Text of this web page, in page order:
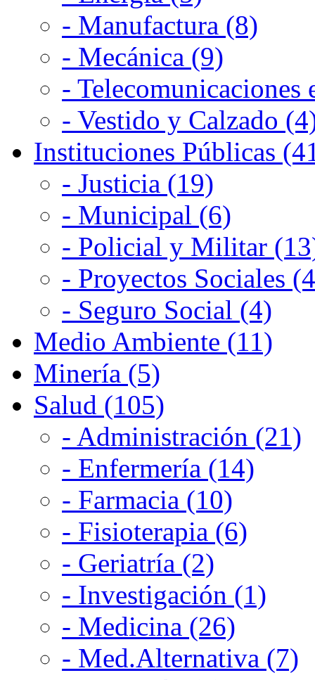
- Manufactura (8)
- Mecánica (9)
-
- Vestido y Calzado
Instituciones Públicas
- Justicia (19)
- Municipal (6)
- Policial y Militar
- Proyectos Sociales
- Seguro Social (4)
Medio Ambiente (11)
Minería (5)
Salud (105)
- Administración (21)
- Enfermería (14)
- Farmacia (10)
- Fisioterapia (6)
- Geriatría (2)
- Investigación (1)
- Medicina (26)
- Med.Alternativa (7)